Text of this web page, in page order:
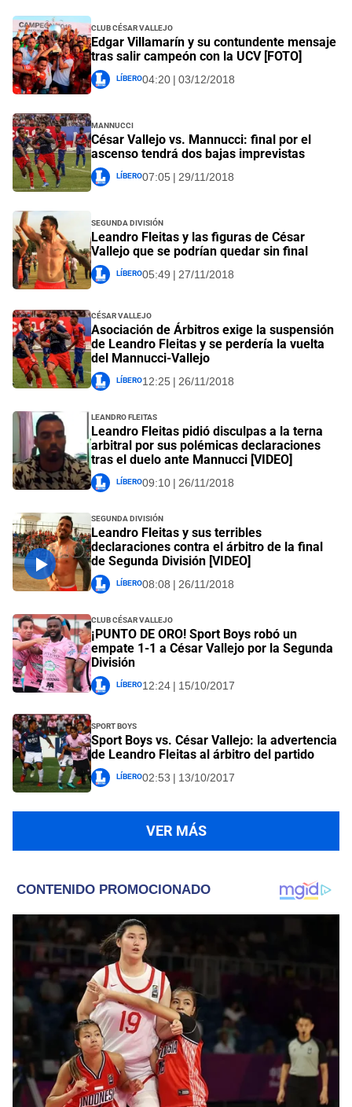
Club César Vallejo
Edgar Villamarín y su contundente mensaje
tras salir campeón con la UCV [FOTO]
Líbero04:20 | 03/12/2018
Mannucci
César Vallejo vs. Mannucci: final por el
ascenso tendrá dos bajas imprevistas
Líbero07:05 | 29/11/2018
Segunda División
Leandro Fleitas y las figuras de César
Vallejo que se podrían quedar sin final
Líbero05:49 | 27/11/2018
César Vallejo
Asociación de Árbitros exige la suspensión
de Leandro Fleitas y se perdería la vuelta
del Mannucci-Vallejo
Líbero12:25 | 26/11/2018
Leandro Fleitas
Leandro Fleitas pidió disculpas a la terna
arbitral por sus polémicas declaraciones
tras el duelo ante Mannucci [VIDEO]
Líbero09:10 | 26/11/2018
Segunda División
Leandro Fleitas y sus terribles
declaraciones contra el árbitro de la final
de Segunda División [VIDEO]
Líbero08:08 | 26/11/2018
Club César Vallejo
¡PUNTO DE ORO! Sport Boys robó un
empate 1-1 a César Vallejo por la Segunda
División
Líbero12:24 | 15/10/2017
Sport Boys
Sport Boys vs. César Vallejo: la advertencia
de Leandro Fleitas al árbitro del partido
Líbero02:53 | 13/10/2017
VER MÁS